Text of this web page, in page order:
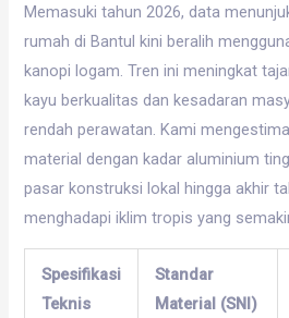
Memasuki tahun 2026, data
rumah di Bantul kini beralih
kanopi logam. Tren ini meningkat
kayu berkualitas dan kesadaran
rendah perawatan. Kami
material dengan kadar aluminium
pasar konstruksi lokal hingga akhir
menghadapi iklim tropis yang
Spesifikasi
Teknis
Standar
Material (SNI)